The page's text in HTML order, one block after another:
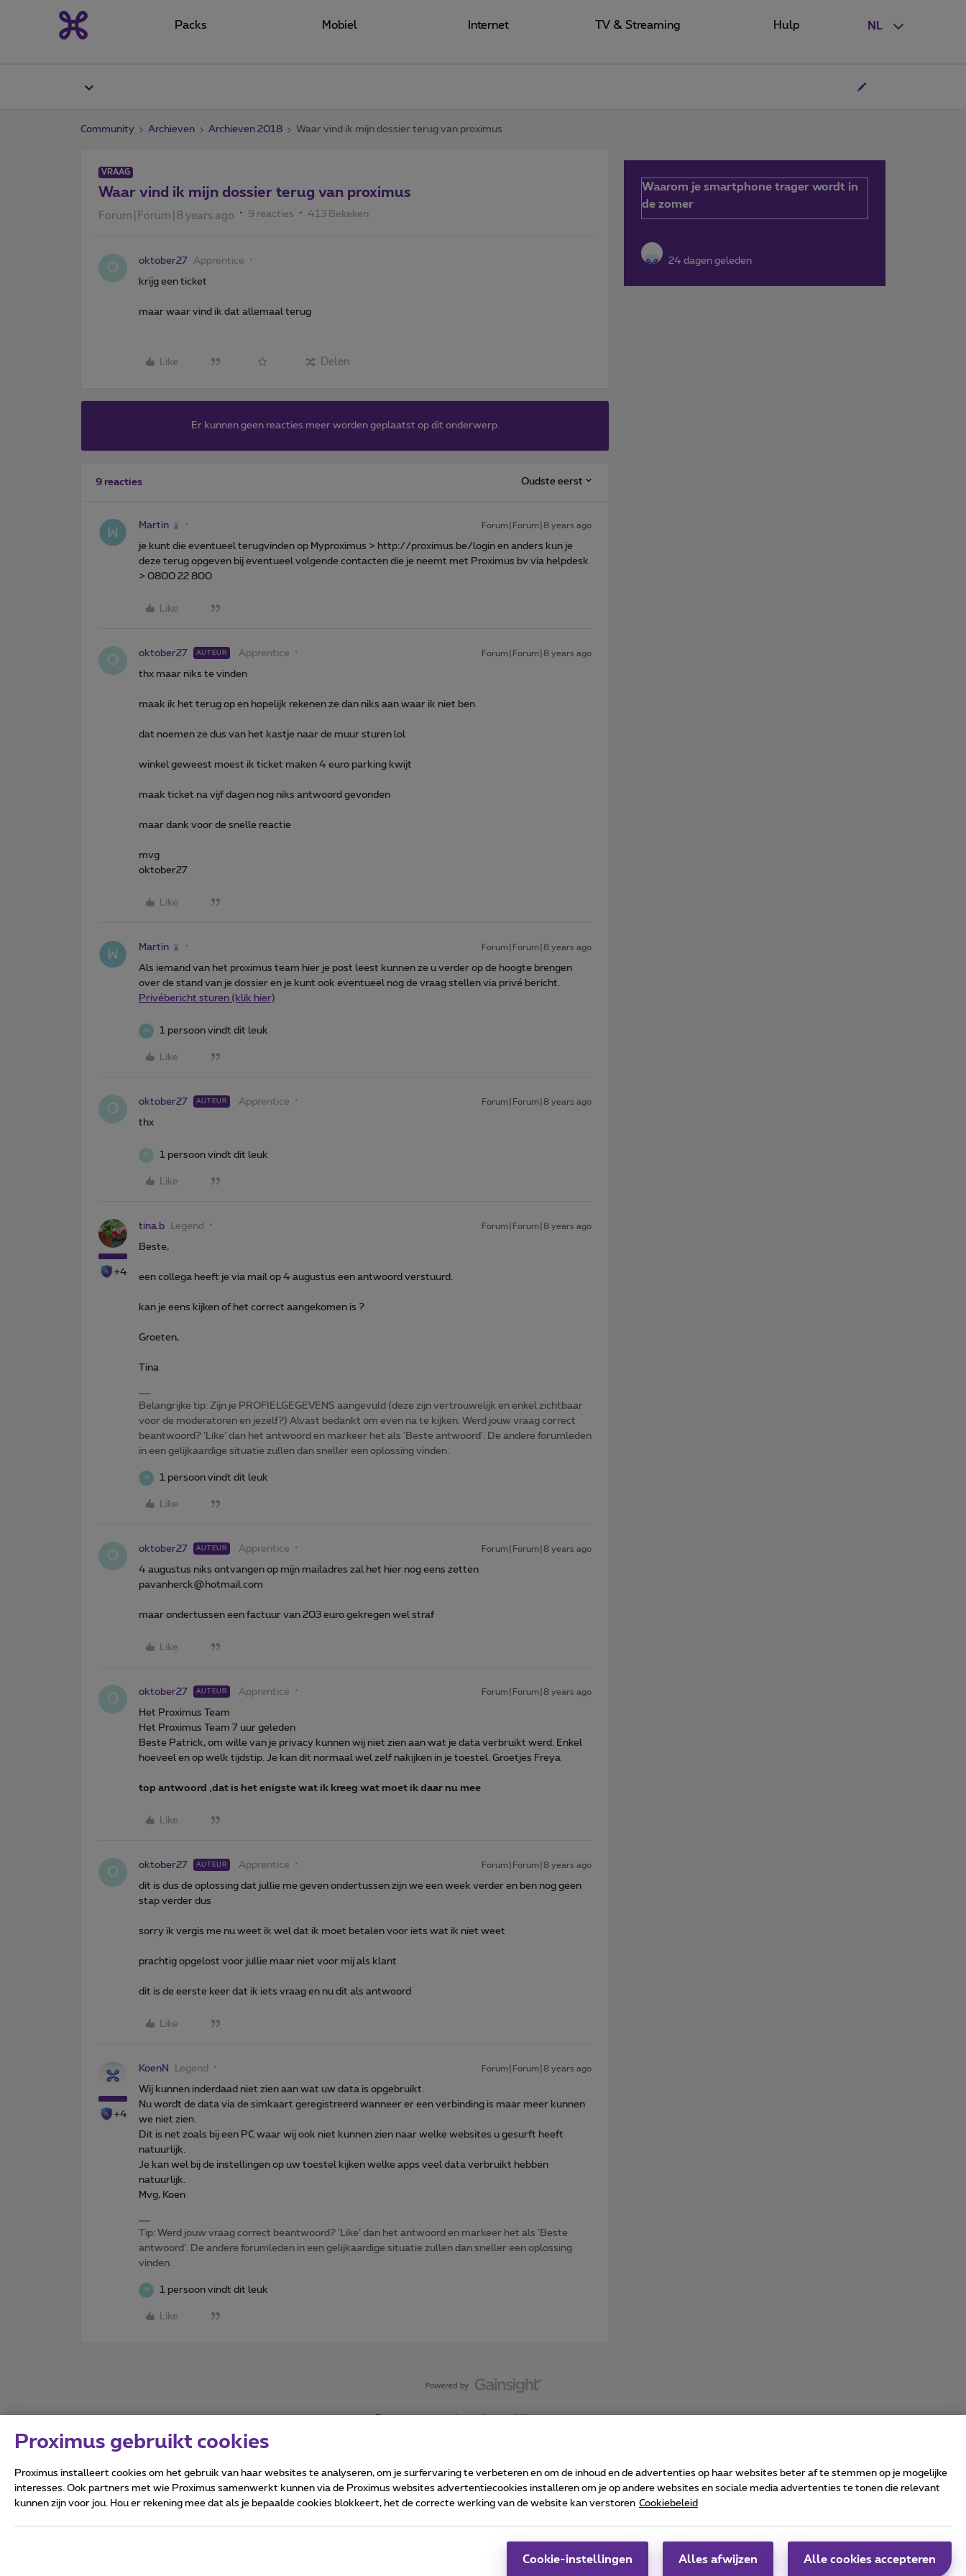
NL
Packs Mobiel Internet TV & Streaming Hulp
Community Archieven Archieven 2018 Waar vind ik mijn dossier terug van proximus
VRAAG
Waar vind ik mijn dossier terug van proximus
Forum|Forum|8 years ago 9 reacties 413 Bekeken
O oktober27 Apprentice
krijg een ticket
maar waar vind ik dat allemaal terug
Like Delen
Er kunnen geen reacties meer worden geplaatst op dit onderwerp.
9 reacties Oudste eerst
Martin Forum|Forum|8 years ago
je kunt die eventueel terugvinden op Myproximus > http://proximus.be/login en anders kun je
deze terug opgeven bij eventueel volgende contacten die je neemt met Proximus bv via helpdesk
> 0800 22 800
Like
O oktober27 AUTEUR Apprentice Forum|Forum|8 years ago
thx maar niks te vinden
maak ik het terug op en hopelijk rekenen ze dan niks aan waar ik niet ben
dat noemen ze dus van het kastje naar de muur sturen lol
winkel geweest moest ik ticket maken 4 euro parking kwijt
maak ticket na vijf dagen nog niks antwoord gevonden
maar dank voor de snelle reactie
mvg
oktober27
Like
Martin Forum|Forum|8 years ago
Als iemand van het proximus team hier je post leest kunnen ze u verder op de hoogte brengen
over de stand van je dossier en je kunt ook eventueel nog de vraag stellen via privé bericht.
Privébericht sturen (klik hier)
W 1 persoon vindt dit leuk
Like
O oktober27 AUTEUR Apprentice Forum|Forum|8 years ago
thx
O 1 persoon vindt dit leuk
Like
+4
tina.b Legend Forum|Forum|8 years ago
Beste,
een collega heeft je via mail op 4 augustus een antwoord verstuurd.
kan je eens kijken of het correct aangekomen is ?
Groeten,
Tina
Belangrijke tip: Zijn je PROFIELGEGEVENS aangevuld (deze zijn vertrouwelijk en enkel zichtbaar
voor de moderatoren en jezelf?) Alvast bedankt om even na te kijken. Werd jouw vraag correct
beantwoord? ‘Like’ dan het antwoord en markeer het als 'Beste antwoord'. De andere forumleden
in een gelijkaardige situatie zullen dan sneller een oplossing vinden.
W 1 persoon vindt dit leuk
Like
O oktober27 AUTEUR Apprentice Forum|Forum|8 years ago
4 augustus niks ontvangen op mijn mailadres zal het hier nog eens zetten
pavanherck@hotmail.com
maar ondertussen een factuur van 203 euro gekregen wel straf
Like
O oktober27 AUTEUR Apprentice Forum|Forum|8 years ago
Het Proximus Team
Het Proximus Team 7 uur geleden
Beste Patrick, om wille van je privacy kunnen wij niet zien aan wat je data verbruikt werd. Enkel
hoeveel en op welk tijdstip. Je kan dit normaal wel zelf nakijken in je toestel. Groetjes Freya
top antwoord ,dat is het enigste wat ik kreeg wat moet ik daar nu mee
Like
O oktober27 AUTEUR Apprentice Forum|Forum|8 years ago
dit is dus de oplossing dat jullie me geven ondertussen zijn we een week verder en ben nog geen
stap verder dus
sorry ik vergis me nu weet ik wel dat ik moet betalen voor iets wat ik niet weet
prachtig opgelost voor jullie maar niet voor mij als klant
dit is de eerste keer dat ik iets vraag en nu dit als antwoord
Like
+4
KoenN Legend Forum|Forum|8 years ago
Wij kunnen inderdaad niet zien aan wat uw data is opgebruikt.
Nu wordt de data via de simkaart geregistreerd wanneer er een verbinding is maar meer kunnen
we niet zien.
Dit is net zoals bij een PC waar wij ook niet kunnen zien naar welke websites u gesurft heeft
natuurlijk.
Je kan wel bij de instellingen op uw toestel kijken welke apps veel data verbruikt hebben
natuurlijk.
Mvg, Koen
Tip: Werd jouw vraag correct beantwoord? ‘Like’ dan het antwoord en markeer het als 'Beste
antwoord'. De andere forumleden in een gelijkaardige situatie zullen dan sneller een oplossing
vinden.
W 1 persoon vindt dit leuk
Like
Waarom je smartphone trager wordt in
de zomer
24 dagen geleden
Forumvoorwaarden Accessibility statement
Alle rechten voorbehouden. ©2026Proximus
Carrier & Wholesale Solutions
Proximus Group
| Telindus
Proximus gebruikt cookies
Proximus installeert cookies om het gebruik van haar websites te analyseren, om je surfervaring te verbeteren en om de inhoud en de advertenties op haar websites beter af te stemmen op je mogelijke
interesses. Ook partners met wie Proximus samenwerkt kunnen via de Proximus websites advertentiecookies installeren om je op andere websites en sociale media advertenties te tonen die relevant
kunnen zijn voor jou. Hou er rekening mee dat als je bepaalde cookies blokkeert, het de correcte werking van de website kan verstoren Cookiebeleid
Cookie-instellingen Alles afwijzen Alle cookies accepteren